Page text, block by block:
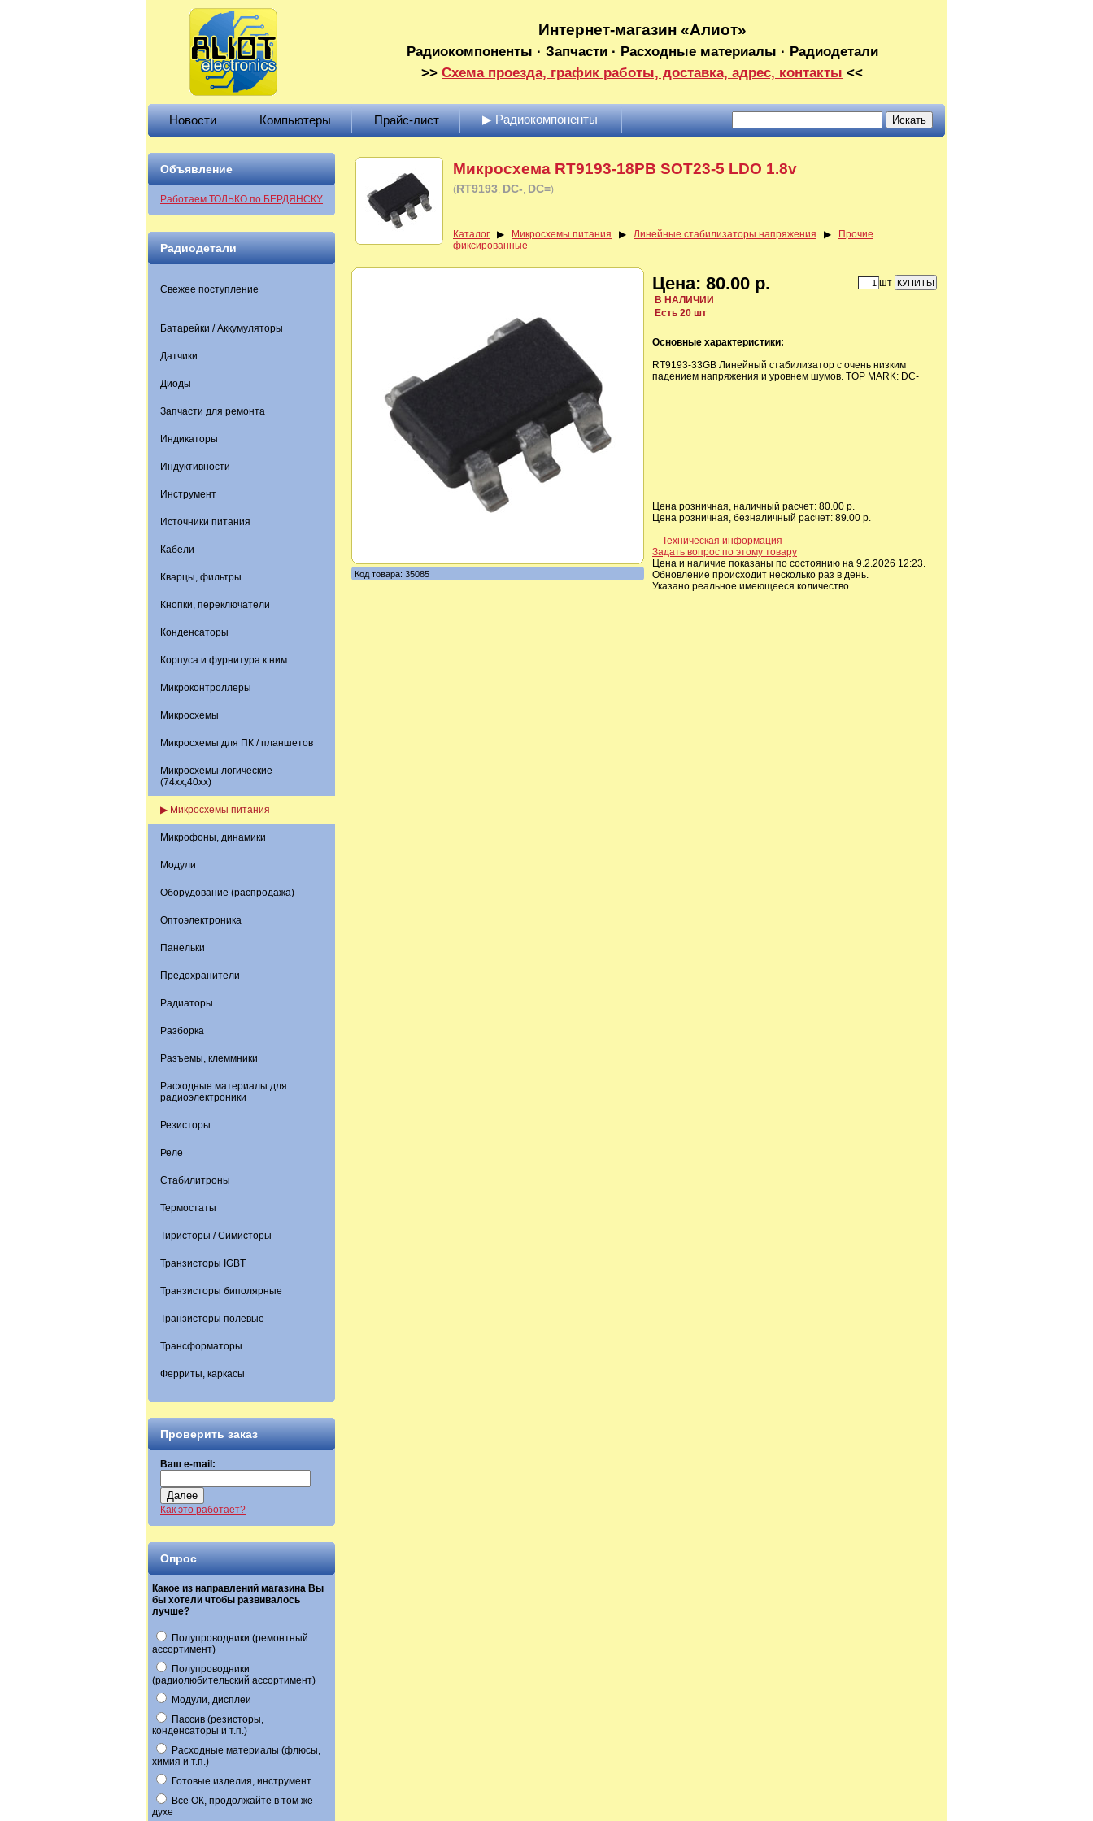
Интернет-магазин «Алиот»
Радиокомпоненты · Запчасти · Расходные материалы · Радиодетали
>> Схема проезда, график работы, доставка, адрес, контакты <<
Новости Компьютеры Прайс-лист ▶ Радиокомпоненты
Объявление
Работаем ТОЛЬКО по БЕРДЯНСКУ
Радиодетали
Свежее поступление
Батарейки / Аккумуляторы
Датчики
Диоды
Запчасти для ремонта
Индикаторы
Индуктивности
Инструмент
Источники питания
Кабели
Кварцы, фильтры
Кнопки, переключатели
Конденсаторы
Корпуса и фурнитура к ним
Микроконтроллеры
Микросхемы
Микросхемы для ПК / планшетов
Микросхемы логические
(74xx,40xx)
▶ Микросхемы питания
Микрофоны, динамики
Модули
Оборудование (распродажа)
Оптоэлектроника
Панельки
Предохранители
Радиаторы
Разборка
Разъемы, клеммники
Расходные материалы для
радиоэлектроники
Резисторы
Реле
Стабилитроны
Термостаты
Тиристоры / Симисторы
Транзисторы IGBT
Транзисторы биполярные
Транзисторы полевые
Трансформаторы
Ферриты, каркасы
Проверить заказ
Ваш e-mail:
Далее
Как это работает?
Опрос
Какое из направлений магазина Вы
бы хотели чтобы развивалось
лучше?
Полупроводники (ремонтный
ассортимент)
Полупроводники
(радиолюбительский ассортимент)
Модули, дисплеи
Пассив (резисторы,
конденсаторы и т.п.)
Расходные материалы (флюсы,
химия и т.п.)
Готовые изделия, инструмент
Все ОК, продолжайте в том же
духе
Микросхема RT9193-18PB SOT23-5 LDO 1.8v
(RT9193 DC- DC=)
Каталог ▶ Микросхемы питания ▶ Линейные стабилизаторы напряжения ▶
Прочие
фиксированные
Код товара: 35085
Цена: 80.00 р.
В НАЛИЧИИ
Есть 20 шт
шт
Основные характеристики:
RT9193-33GB Линейный стабилизатор с очень низким
падением напряжения и уровнем шумов. TOP MARK: DC-
Цена розничная, наличный расчет: 80.00 р.
Цена розничная, безналичный расчет: 89.00 р.
Техническая информация
Задать вопрос по этому товару
Цена и наличие показаны по состоянию на 9.2.2026 12:23.
Обновление происходит несколько раз в день.
Указано реальное имеющееся количество.